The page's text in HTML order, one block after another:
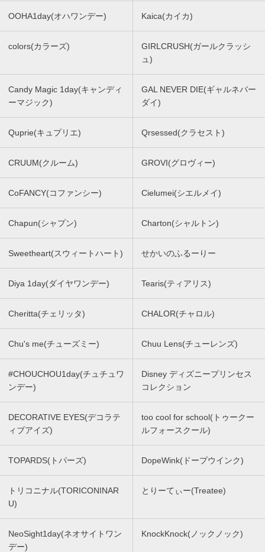
OOHA1day(オハワンデー) Kaica(カイカ)
colors(カラーズ)
GIRLCRUSH(ガールクラッシ
ュ)
Candy Magic 1day(キャンディ
ーマジック)
GAL NEVER DIE(ギャルネバー
ダイ)
Quprie(キュプリエ) Qrsessed(クラセスト)
CRUUM(クルーム) GROVI(グロヴィー)
CoFANCY(コファンシー) Cielumei(シエルメイ)
Chapun(シャプン) Charton(シャルトン)
Sweetheart(スウィートハート) せかいのふるーりー
Diya 1day(ダイヤワンデー) Tearis(ティアリス)
Cheritta(チェリッタ) CHALOR(チャロル)
Chu's me(チューズミー) Chuu Lens(チューレンズ)
#CHOUCHOU1day(チュチュワ
ンデー)
Disney ディズニープリンセス
コレクション
DECORATIVE EYES(デコラテ
ィブアイズ)
too cool for school(トゥークー
ルフォースクール)
TOPARDS(トパーズ) DopeWink(ドープウインク)
トリコニナル(TORICONINAR
U)
とりーてぃー(Treatee)
NeoSight1day(ネオサイトワン
デー)
KnockKnock(ノックノック)